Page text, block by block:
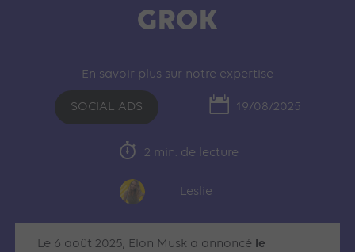
GROK
En savoir plus sur notre expertise
SOCIAL ADS 19/08/2025
2 min. de lecture
Leslie
Le 6 août 2025, Elon Musk a annoncé le